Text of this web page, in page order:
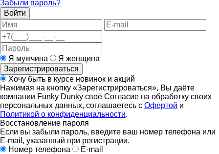
Забыли пароль?
Войти
Я мужчина
Я женщина
Зарегистрироваться
Хочу быть в курсе новинок и акций
Нажимая на кнопку «Зарегистрироваться», Вы даёте
компании Funky Dunky своё Согласие на обработку своих
персональных данных, соглашаетесь с Офертой и
Политикой о конфиденциальности.
Восстановление пароля
Если вы забыли пароль, введите ваш номер телефона или
E-mail, указанный при регистрации.
Номер телефона
E-mail